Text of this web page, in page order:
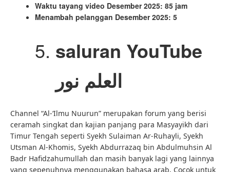
Waktu tayang video Desember 2025: 85 jam
Menambah pelanggan Desember 2025: 5
saluran YouTube
العلم نور
Channel “Al-‘Ilmu Nuurun” merupakan forum yang berisi
ceramah singkat dan kajian panjang para Masyayikh dari
Timur Tengah seperti Syekh Sulaiman Ar-Ruhayli, Syekh
Utsman Al-Khomis, Syekh Abdurrazaq bin Abdulmuhsin Al
Badr Hafidzahumullah dan masih banyak lagi yang lainnya
yang sepenuhnya menggunakan bahasa arab. Cocok untuk